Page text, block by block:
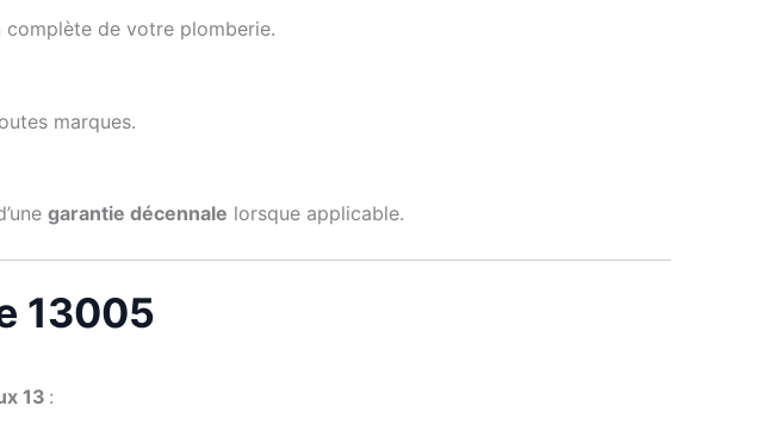
de votre plomberie.
marques.
garantie décennale lorsque applicable.
13005
13 :